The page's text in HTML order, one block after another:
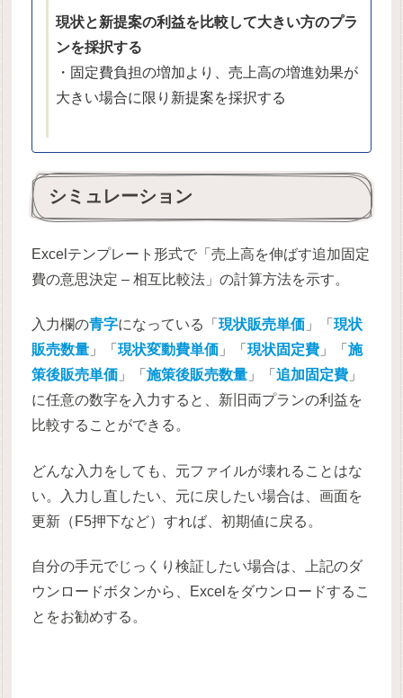
現状と新提案の利益を比較して大きい方のプラ
ンを採択する
・固定費負担の増加より、売上高の増進効果が
大きい場合に限り新提案を採択する
シミュレーション
Excelテンプレート形式で「売上高を伸ばす追加固定
費の意思決定 – 相互比較法」の計算方法を示す。
入力欄の青字になっている「現状販売単価 」「現状
販売数量 」「現状変動費単価 」「現状固定費 」「施
策後販売単価 」「施策後販売数量 」「追加固定費 」
に任意の数字を入力すると、新旧両プランの利益を
比較することができる。
どんな入力をしても、元ファイルが壊れることはな
い。入力し直したい、元に戻したい場合は、画面を
更新（F5押下など）すれば、初期値に戻る。
自分の手元でじっくり検証したい場合は、上記のダ
ウンロードボタンから、Excelをダウンロードするこ
とをお勧めする。